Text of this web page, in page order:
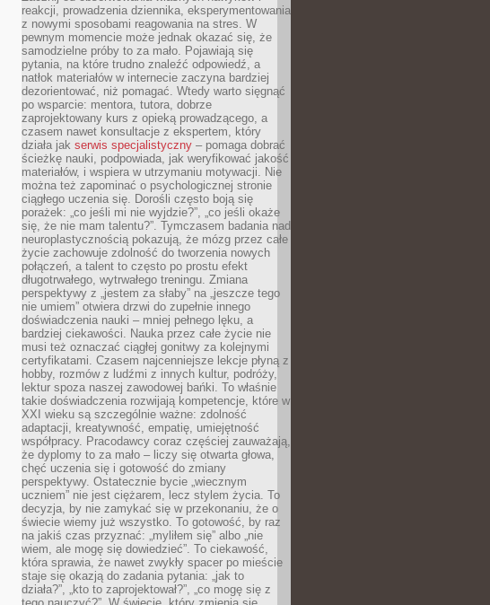
reakcji, prowadzenia dziennika, eksperymentowania
z nowymi sposobami reagowania na stres. W
pewnym momencie może jednak okazać się, że
samodzielne próby to za mało. Pojawiają się
pytania, na które trudno znaleźć odpowiedź, a
natłok materiałów w internecie zaczyna bardziej
dezorientować, niż pomagać. Wtedy warto sięgnąć
po wsparcie: mentora, tutora, dobrze
zaprojektowany kurs z opieką prowadzącego, a
czasem nawet konsultacje z ekspertem, który
działa jak serwis specjalistyczny – pomaga dobrać
ścieżkę nauki, podpowiada, jak weryfikować jakość
materiałów, i wspiera w utrzymaniu motywacji. Nie
można też zapominać o psychologicznej stronie
ciągłego uczenia się. Dorośli często boją się
porażek: „co jeśli mi nie wyjdzie?”, „co jeśli okaże
się, że nie mam talentu?”. Tymczasem badania nad
neuroplastycznością pokazują, że mózg przez całe
życie zachowuje zdolność do tworzenia nowych
połączeń, a talent to często po prostu efekt
długotrwałego, wytrwałego treningu. Zmiana
perspektywy z „jestem za słaby” na „jeszcze tego
nie umiem” otwiera drzwi do zupełnie innego
doświadczenia nauki – mniej pełnego lęku, a
bardziej ciekawości. Nauka przez całe życie nie
musi też oznaczać ciągłej gonitwy za kolejnymi
certyfikatami. Czasem najcenniejsze lekcje płyną z
hobby, rozmów z ludźmi z innych kultur, podróży,
lektur spoza naszej zawodowej bańki. To właśnie
takie doświadczenia rozwijają kompetencje, które w
XXI wieku są szczególnie ważne: zdolność
adaptacji, kreatywność, empatię, umiejętność
współpracy. Pracodawcy coraz częściej zauważają,
że dyplomy to za mało – liczy się otwarta głowa,
chęć uczenia się i gotowość do zmiany
perspektywy. Ostatecznie bycie „wiecznym
uczniem” nie jest ciężarem, lecz stylem życia. To
decyzja, by nie zamykać się w przekonaniu, że o
świecie wiemy już wszystko. To gotowość, by raz
na jakiś czas przyznać: „myliłem się” albo „nie
wiem, ale mogę się dowiedzieć”. To ciekawość,
która sprawia, że nawet zwykły spacer po mieście
staje się okazją do zadania pytania: „jak to
działa?”, „kto to zaprojektował?”, „co mogę się z